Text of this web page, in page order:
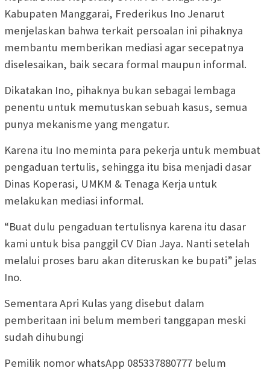
Kabupaten Manggarai, Frederikus Ino Jenarut
menjelaskan bahwa terkait persoalan ini pihaknya
membantu memberikan mediasi agar secepatnya
diselesaikan, baik secara formal maupun informal.
Dikatakan Ino, pihaknya bukan sebagai lembaga
penentu untuk memutuskan sebuah kasus, semua
punya mekanisme yang mengatur.
Karena itu Ino meminta para pekerja untuk membuat
pengaduan tertulis, sehingga itu bisa menjadi dasar
Dinas Koperasi, UMKM & Tenaga Kerja untuk
melakukan mediasi informal.
“Buat dulu pengaduan tertulisnya karena itu dasar
kami untuk bisa panggil CV Dian Jaya. Nanti setelah
melalui proses baru akan diteruskan ke bupati” jelas
Ino.
Sementara Apri Kulas yang disebut dalam
pemberitaan ini belum memberi tanggapan meski
sudah dihubungi
Pemilik nomor whatsApp 085337880777 belum